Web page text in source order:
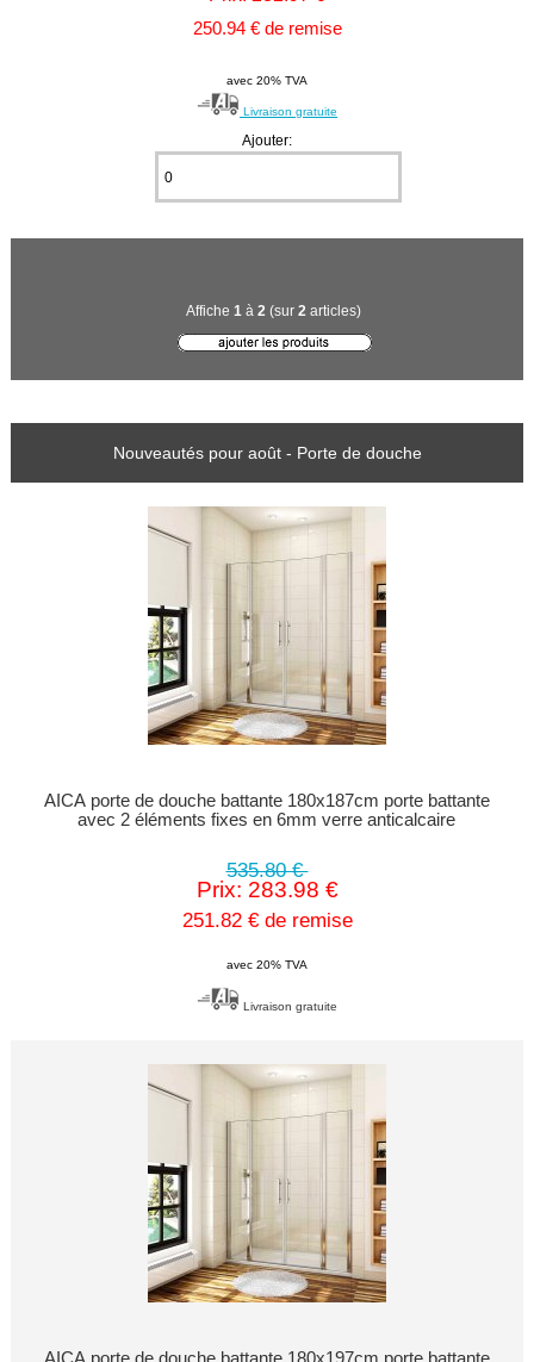
250.94 € de remise
avec 20% TVA
Livraison gratuite
Ajouter:
Affiche 1 à 2 (sur 2 articles)
Nouveautés pour août - Porte de douche
AICA porte de douche battante 180x187cm porte battante
avec 2 éléments fixes en 6mm verre anticalcaire
535.80 €
Prix: 283.98 €
251.82 € de remise
avec 20% TVA
Livraison gratuite